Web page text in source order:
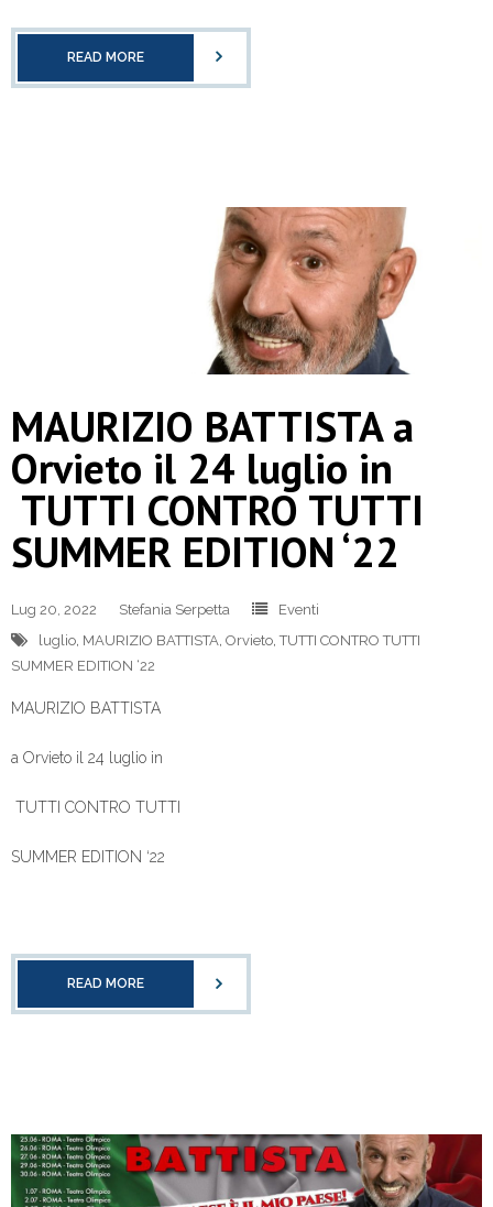
READ MORE
MAURIZIO BATTISTA a
Orvieto il 24 luglio in
TUTTI CONTRO TUTTI
SUMMER EDITION ‘22
Lug 20, 2022 Stefania Serpetta
Eventi
luglio, MAURIZIO BATTISTA, Orvieto,TUTTI CONTRO TUTTI
SUMMER EDITION ‘22
MAURIZIO BATTISTA
a Orvieto il 24 luglio in
TUTTI CONTRO TUTTI
SUMMER EDITION ‘22
READ MORE